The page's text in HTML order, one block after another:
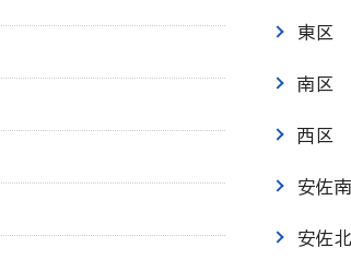
東区
南区
西区
安佐
安佐